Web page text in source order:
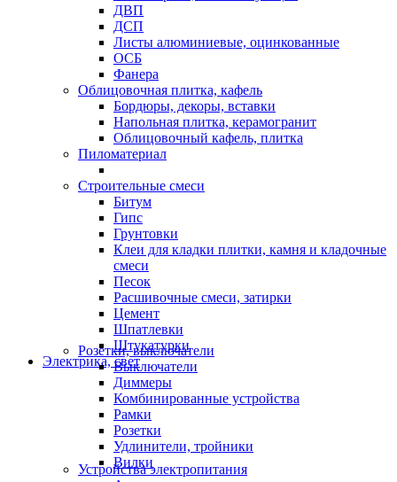
ДВП
ДСП
Листы алюминиевые, оцинкованные
ОСБ
Фанера
Облицовочная плитка, кафель
Бордюры, декоры, вставки
Напольная плитка, керамогранит
Облицовочный кафель, плитка
Пиломатериал
Строительные смеси
Битум
Гипс
Грунтовки
Клеи для кладки плитки, камня и кладочные
смеси
Песок
Расшивочные смеси, затирки
Цемент
Шпатлевки
Штукатурки
Электрика, свет
Розетки, выключатели
Выключатели
Диммеры
Комбинированные устройства
Рамки
Розетки
Удлинители, тройники
Вилки
Устройства электропитания